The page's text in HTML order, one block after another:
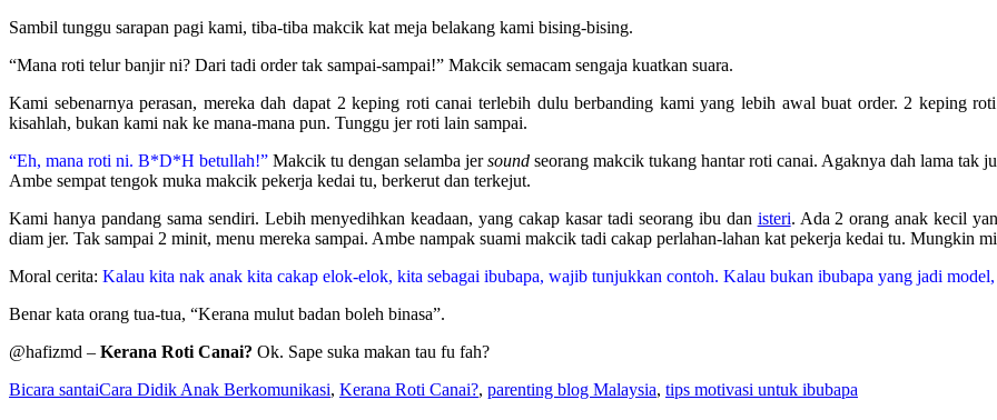
Sambil tunggu sarapan pagi kami, tiba-tiba makcik kat meja belakang kami bising-bising.
“Mana roti telur banjir ni? Dari tadi order tak sampai-sampai!” Makcik semacam sengaja kuatkan suara.
Kami sebenarnya perasan, mereka dah dapat 2 keping roti canai terlebih dulu berbanding kami yang lebih awal buat order. 2 keping
kisahlah, bukan kami nak ke mana-mana pun. Tunggu jer roti lain sampai.
“Eh, mana roti ni. B*D*H betullah!” Makcik tu dengan selamba jersound seorang makcik tukang hantar roti canai. Agaknya dah lama tak
Ambe sempat tengok muka makcik pekerja kedai tu, berkerut dan terkejut.
Kami hanya pandang sama sendiri. Lebih menyedihkan keadaan, yang cakap kasar tadi seorang ibu dan isteri. Ada 2 orang anak kecil
diam jer. Tak sampai 2 minit, menu mereka sampai. Ambe nampak suami makcik tadi cakap perlahan-lahan kat pekerja kedai tu. Mungkin
Moral cerita: Kalau kita nak anak kita cakap elok-elok, kita sebagai ibubapa, wajib tunjukkan contoh. Kalau bukan ibubapa yang jadi model,
Benar kata orang tua-tua, “Kerana mulut badan boleh binasa”.
@hafizmd – Kerana Roti Canai? Ok. Sape suka makan tau fu fah?
Bicara santaiCara Didik Anak Berkomunikasi, Kerana Roti Canai?, parenting blog Malaysia, tips motivasi untuk ibubapa